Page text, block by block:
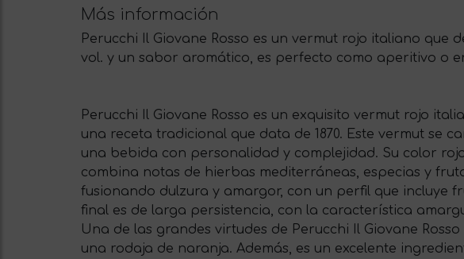
Más información
Perucchi Il Giovane Rosso es un vermut rojo italiano
vol. y un sabor aromático, es perfecto como aperitivo o
Perucchi Il Giovane Rosso es un exquisito vermut rojo
una receta tradicional que data de 1870. Este vermut se
una bebida con personalidad y complejidad. Su color
combina notas de hierbas mediterráneas, especias y
fusionando dulzura y amargor, con un perfil que incluye
final es de larga persistencia, con la característica
Una de las grandes virtudes de Perucchi Il Giovane
una rodaja de naranja. Además, es un excelente